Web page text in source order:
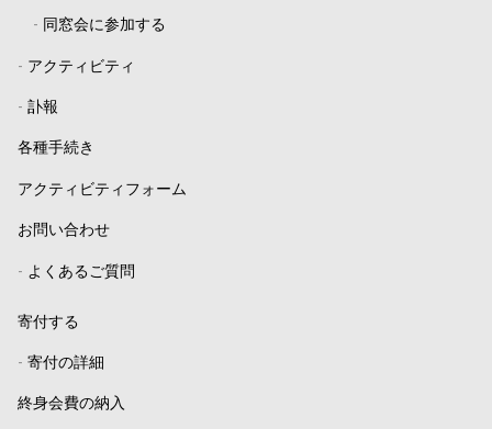
- 同窓会に参加する
- アクティビティ
- 訃報
各種手続き
アクティビティフォーム
お問い合わせ
- よくあるご質問
寄付する
- 寄付の詳細
終身会費の納入